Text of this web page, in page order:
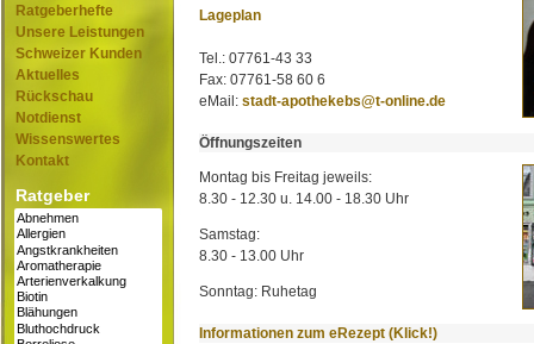
Ratgeberhefte
Unsere Leistungen
Schweizer Kunden
Aktuelles
Rückschau
Notdienst
Wissenswertes
Kontakt
Ratgeber
Lageplan
Tel.: 07761-43 33
Fax: 07761-58 60 6
eMail: stadt-apothekebs@t-online.de
Öffnungszeiten
Montag bis Freitag jeweils:
8.30 - 12.30 u. 14.00 - 18.30 Uhr
Samstag:
8.30 - 13.00 Uhr
Sonntag: Ruhetag
Informationen zum eRezept (Klick!)